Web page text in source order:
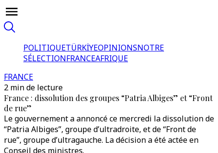
POLITIQUETÜRKİYEOPINIONSNOTRE
SÉLECTIONFRANCEAFRIQUE
FRANCE
2 min de lecture
France : dissolution des groupes “Patria Albiges” et “Front
de rue”
Le gouvernement a annoncé ce mercredi la dissolution de
“Patria Albiges”, groupe d’ultradroite, et de “Front de
rue”, groupe d’ultragauche. La décision a été actée en
Conseil des ministres.